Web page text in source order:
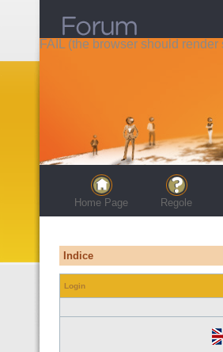
FAIL (the browser should
Home Page Regole
Indice
Login